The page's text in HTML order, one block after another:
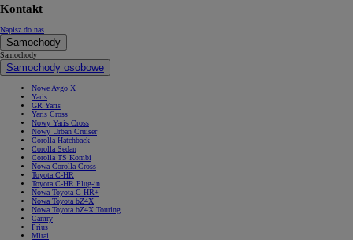
Kontakt
Napisz do nas
Samochody
Samochody
Samochody osobowe
Nowe Aygo X
Yaris
GR Yaris
Yaris Cross
Nowy Yaris Cross
Nowy Urban Cruiser
Corolla Hatchback
Corolla Sedan
Corolla TS Kombi
Nowa Corolla Cross
Toyota C-HR
Toyota C-HR Plug-in
Nowa Toyota C-HR+
Nowa Toyota bZ4X
Nowa Toyota bZ4X Touring
Camry
Prius
Mirai